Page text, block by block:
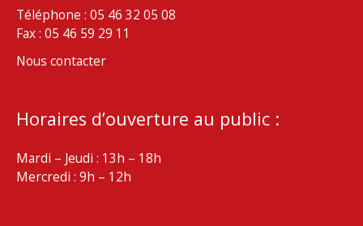
Téléphone : 05 46 32 05 08
Fax : 05 46 59 29 11
Nous contacter
Horaires d’ouverture au public :
Mardi – Jeudi : 13h – 18h
Mercredi : 9h – 12h